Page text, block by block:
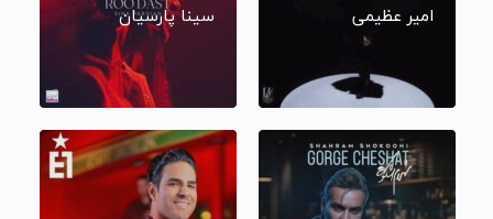
امیر عظیمی سینا پارسیان